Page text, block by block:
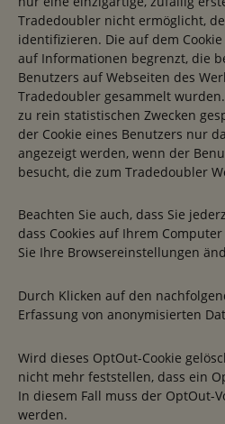
Tradedoubler nicht ermöglicht,
identifizieren. Die auf dem
auf Informationen begrenzt, die
Benutzers auf Webseiten des
Tradedoubler gesammelt
zu rein statistischen Zwecken
der Cookie eines Benutzers nur
angezeigt werden, wenn der
besucht, die zum Tradedoubler
Beachten Sie auch, dass Sie
dass Cookies auf Ihrem
Sie Ihre Browsereinstellungen
Durch Klicken auf den
Erfassung von anonymisierten
Wird dieses OptOut-Cookie
nicht mehr feststellen, dass ein
In diesem Fall muss der OptOut-
werden.